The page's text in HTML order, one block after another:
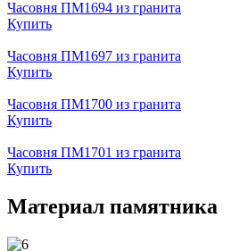
Часовня ПМ1694 из гранита
Купить
Часовня ПМ1697 из гранита
Купить
Часовня ПМ1700 из гранита
Купить
Часовня ПМ1701 из гранита
Купить
Материал памятника